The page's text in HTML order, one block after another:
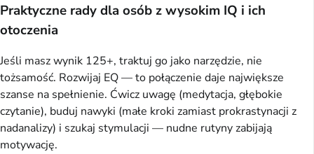
Praktyczne rady dla osób z wysokim IQ i ich
otoczenia
Jeśli masz wynik 125+, traktuj go jako narzędzie, nie
tożsamość. Rozwijaj EQ — to połączenie daje największe
szanse na spełnienie. Ćwicz uwagę (medytacja, głębokie
czytanie), buduj nawyki (małe kroki zamiast prokrastynacji z
nadanalizy) i szukaj stymulacji — nudne rutyny zabijają
motywację.